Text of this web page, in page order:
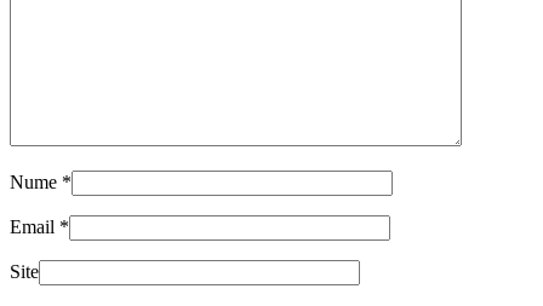
Nume *
Email *
Site